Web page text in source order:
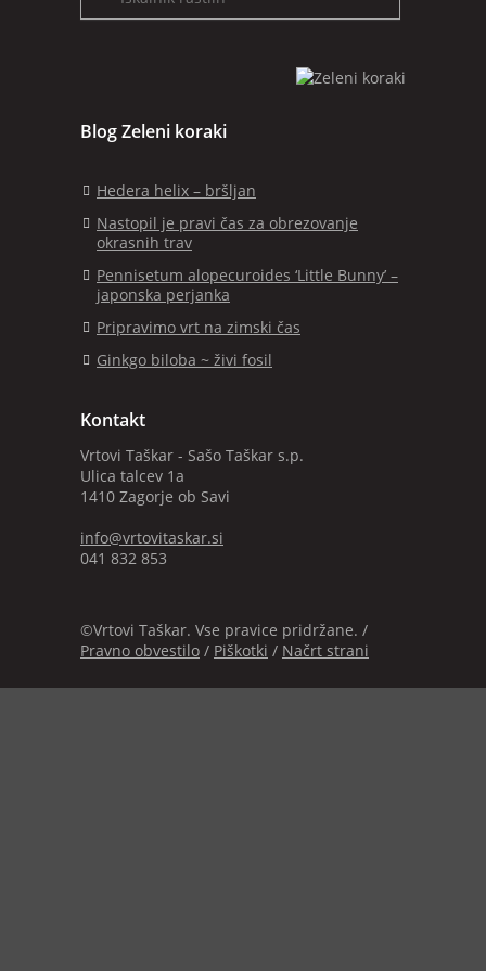
Blog Zeleni koraki
Hedera helix – bršljan
Nastopil je pravi čas za obrezovanje
okrasnih trav
Pennisetum alopecuroides ‘Little Bunny’ –
japonska perjanka
Pripravimo vrt na zimski čas
Ginkgo biloba ~ živi fosil
Kontakt
Vrtovi Taškar - Sašo Taškar s.p.
Ulica talcev 1a
1410 Zagorje ob Savi
info@vrtovitaskar.si
041 832 853
©Vrtovi Taškar. Vse pravice pridržane. /
Pravno obvestilo / Piškotki / Načrt strani